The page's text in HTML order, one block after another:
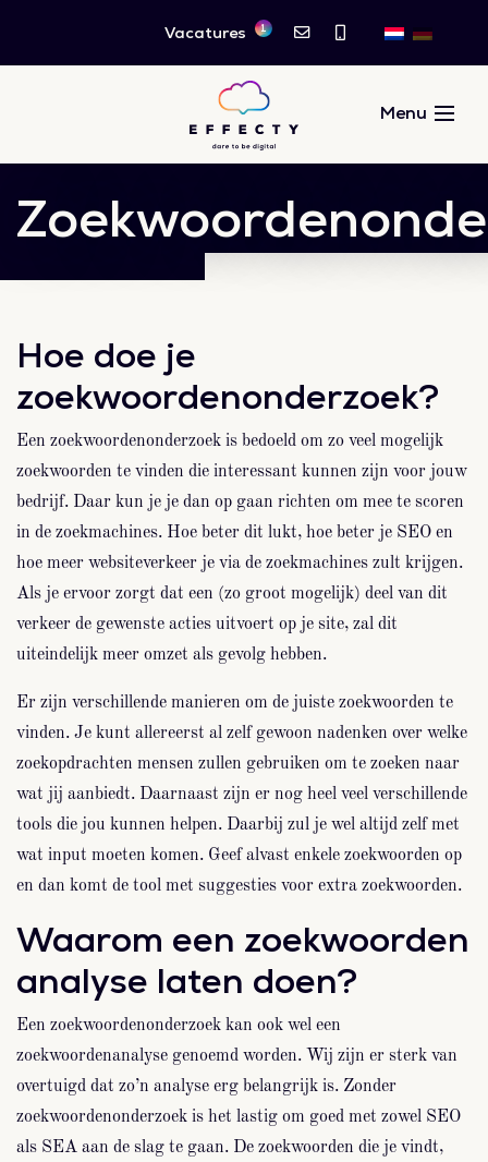
Vacatures 1
Hoe doe je
zoekwoordenonderzoek?
Een zoekwoordenonderzoek is bedoeld om zo veel mogelijk
zoekwoorden te vinden die interessant kunnen zijn voor jouw
bedrijf. Daar kun je je dan op gaan richten om mee te scoren
in de zoekmachines. Hoe beter dit lukt, hoe beter je SEO en
hoe meer websiteverkeer je via de zoekmachines zult krijgen.
Als je ervoor zorgt dat een (zo groot mogelijk) deel van dit
verkeer de gewenste acties uitvoert op je site, zal dit
uiteindelijk meer omzet als gevolg hebben.
Er zijn verschillende manieren om de juiste zoekwoorden te
vinden. Je kunt allereerst al zelf gewoon nadenken over welke
zoekopdrachten mensen zullen gebruiken om te zoeken naar
wat jij aanbiedt. Daarnaast zijn er nog heel veel verschillende
tools die jou kunnen helpen. Daarbij zul je wel altijd zelf met
wat input moeten komen. Geef alvast enkele zoekwoorden op
en dan komt de tool met suggesties voor extra zoekwoorden.
Waarom een zoekwoorden
analyse laten doen?
Een zoekwoordenonderzoek kan ook wel een
zoekwoordenanalyse genoemd worden. Wij zijn er sterk van
overtuigd dat zo’n analyse erg belangrijk is. Zonder
zoekwoordenonderzoek is het lastig om goed met zowel SEO
als SEA aan de slag te gaan. De zoekwoorden die je vindt,